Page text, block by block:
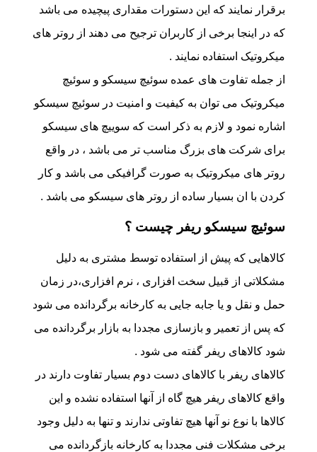
برقرار نمایند که این دستورات مقداری پیچیده می باشد
که در اینجا برخی از کاربران ترجیح می دهند از روتر های
میکروتیک استفاده نمایند .
از جمله تفاوت های عمده سوئیچ سیسکو و سوئیچ
میکروتیک می توان به کیفیت و امنیت در سوئیچ سیسکو
اشاره نمود و لازم به ذکر است که سوییچ های سیسکو
برای شرکت های بزرگ مناسب تر می باشد ، در واقع
روتر های میکروتیک به صورت گرافیکی می باشد و کار
کردن با ان بسیار ساده از روتر های سیسکو می باشد .
سوئیچ سیسکو ریفر چیست ؟
کالاهایی که پیش از استفاده توسط مشتری به دلیل
مشکلاتی از قبیل سخت افزاری ، نرم افزاری،در زمان
حمل و نقل و یا جابه جایی به کارخانه برگردانده می شود
که پس از تعمیر و بازسازی مجددا به بازار برگردانده می
شود کالاهای ریفر گفته می شود .
کالاهای ریفر با کالاهای دست دوم بسیار تفاوت دارند در
واقع کالاهای ریفر هیچ گاه از آنها استفاده نشده و این
کالاها با نوع نو آنها هیچ تفاوتی ندارند و تنها به دلیل وجود
برخی مشکلات فنی مجددا به کارخانه بازگردانده می